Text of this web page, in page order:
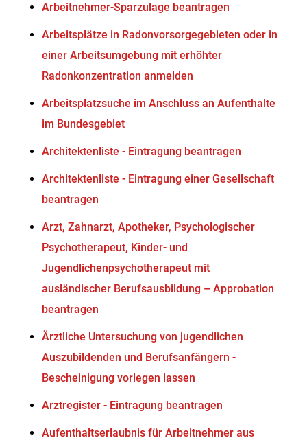
Arbeitnehmer-Sparzulage beantragen
Arbeitsplätze in Radonvorsorgegebieten oder in
einer Arbeitsumgebung mit erhöhter
Radonkonzentration anmelden
Arbeitsplatzsuche im Anschluss an Aufenthalte
im Bundesgebiet
Architektenliste - Eintragung beantragen
Architektenliste - Eintragung einer Gesellschaft
beantragen
Arzt, Zahnarzt, Apotheker, Psychologischer
Psychotherapeut, Kinder- und
Jugendlichenpsychotherapeut mit
ausländischer Berufsausbildung – Approbation
beantragen
Ärztliche Untersuchung von jugendlichen
Auszubildenden und Berufsanfängern -
Bescheinigung vorlegen lassen
Arztregister - Eintragung beantragen
Aufenthaltserlaubnis für Arbeitnehmer aus